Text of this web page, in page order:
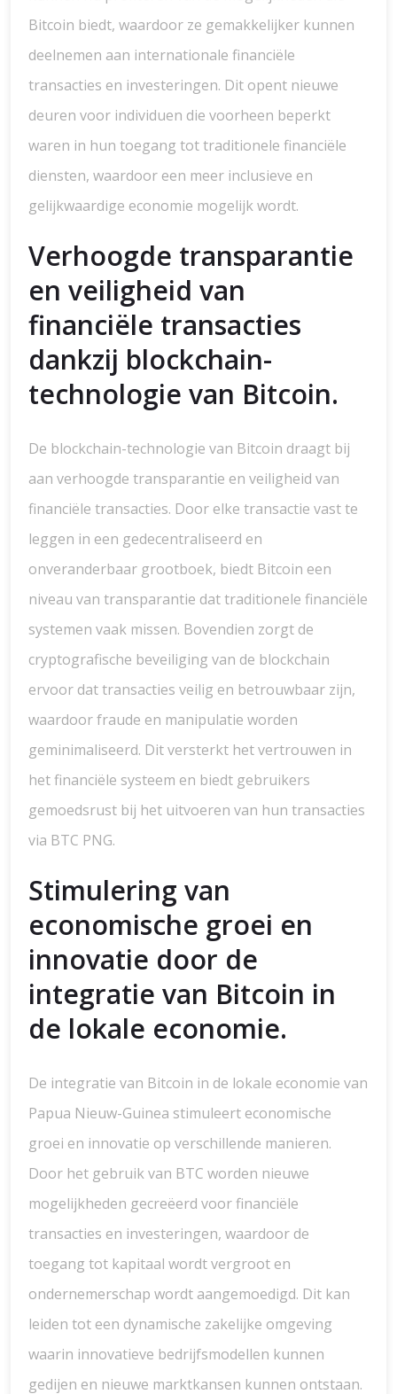
Bitcoin biedt, waardoor ze gemakkelijker kunnen
deelnemen aan internationale financiële
transacties en investeringen. Dit opent nieuwe
deuren voor individuen die voorheen beperkt
waren in hun toegang tot traditionele financiële
diensten, waardoor een meer inclusieve en
gelijkwaardige economie mogelijk wordt.
Verhoogde transparantie
en veiligheid van
financiële transacties
dankzij blockchain-
technologie van Bitcoin.
De blockchain-technologie van Bitcoin draagt bij
aan verhoogde transparantie en veiligheid van
financiële transacties. Door elke transactie vast te
leggen in een gedecentraliseerd en
onveranderbaar grootboek, biedt Bitcoin een
niveau van transparantie dat traditionele financiële
systemen vaak missen. Bovendien zorgt de
cryptografische beveiliging van de blockchain
ervoor dat transacties veilig en betrouwbaar zijn,
waardoor fraude en manipulatie worden
geminimaliseerd. Dit versterkt het vertrouwen in
het financiële systeem en biedt gebruikers
gemoedsrust bij het uitvoeren van hun transacties
via BTC PNG.
Stimulering van
economische groei en
innovatie door de
integratie van Bitcoin in
de lokale economie.
De integratie van Bitcoin in de lokale economie van
Papua Nieuw-Guinea stimuleert economische
groei en innovatie op verschillende manieren.
Door het gebruik van BTC worden nieuwe
mogelijkheden gecreëerd voor financiële
transacties en investeringen, waardoor de
toegang tot kapitaal wordt vergroot en
ondernemerschap wordt aangemoedigd. Dit kan
leiden tot een dynamische zakelijke omgeving
waarin innovatieve bedrijfsmodellen kunnen
gedijen en nieuwe marktkansen kunnen ontstaan.